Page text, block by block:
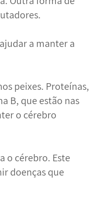
a manter a
peixes. Proteínas,
B, que estão nas
o cérebro
o cérebro. Este
doenças que